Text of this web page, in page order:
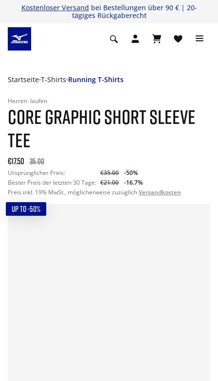
Kostenloser Versand bei Bestellungen über 90 € | 20-
tägiges Rückgaberecht
Startseite T-Shirts Running T-Shirts
Herren laufen
CORE GRAPHIC SHORT SLEEVE
TEE
€17.50 35.00
Ursprünglicher Preis: €35.00
-50%
Bester Preis der letzten 30 Tage: €21.00
-16.7%
Preis inkl. 19% MwSt., möglicherweise zuzüglichVersandkosten
UP TO -50%